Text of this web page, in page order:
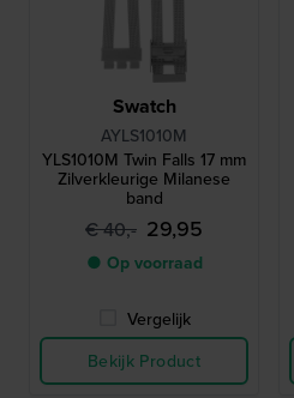
Swatch
AYLS1010M
YLS1010M Twin Falls 17 mm
Zilverkleurige Milanese
band
€ 40,- 29,95
● Op voorraad
Vergelijk
Bekijk Product